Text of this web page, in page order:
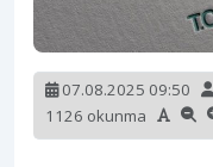
07.08.2025 09:50
1126 okunma